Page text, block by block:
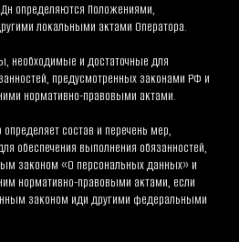
определяются Положениями,
локальными актами Оператора.
необходимые и достаточные для
предусмотренных законами РФ и
нормативно-правовыми актами.
состав и перечень мер,
обеспечения выполнения обязанностей,
законом «О персональных данных» и
нормативно-правовыми актами, если
законом иди другими федеральными